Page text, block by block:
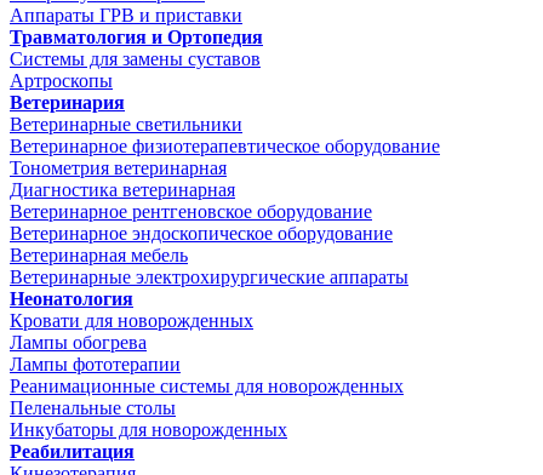
Аппараты ГРВ и приставки
Травматология и Ортопедия
Системы для замены суставов
Артроскопы
Ветеринария
Ветеринарные светильники
Ветеринарное физиотерапевтическое оборудование
Тонометрия ветеринарная
Диагностика ветеринарная
Ветеринарное рентгеновское оборудование
Ветеринарное эндоскопическое оборудование
Ветеринарная мебель
Ветеринарные электрохирургические аппараты
Неонатология
Кровати для новорожденных
Лампы обогрева
Лампы фототерапии
Реанимационные системы для новорожденных
Пеленальные столы
Инкубаторы для новорожденных
Реабилитация